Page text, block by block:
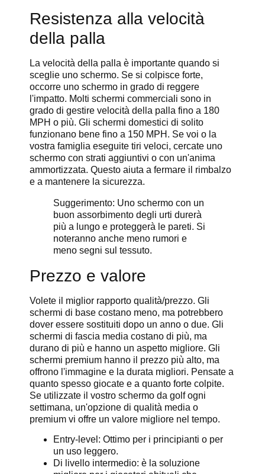
Resistenza alla velocità
della palla
La velocità della palla è importante quando si
sceglie uno schermo. Se si colpisce forte,
occorre uno schermo in grado di reggere
l'impatto. Molti schermi commerciali sono in
grado di gestire velocità della palla fino a 180
MPH o più. Gli schermi domestici di solito
funzionano bene fino a 150 MPH. Se voi o la
vostra famiglia eseguite tiri veloci, cercate uno
schermo con strati aggiuntivi o con un'anima
ammortizzata. Questo aiuta a fermare il rimbalzo
e a mantenere la sicurezza.
Suggerimento: Uno schermo con un
buon assorbimento degli urti durerà
più a lungo e proteggerà le pareti. Si
noteranno anche meno rumori e
meno segni sul tessuto.
Prezzo e valore
Volete il miglior rapporto qualità/prezzo. Gli
schermi di base costano meno, ma potrebbero
dover essere sostituiti dopo un anno o due. Gli
schermi di fascia media costano di più, ma
durano di più e hanno un aspetto migliore. Gli
schermi premium hanno il prezzo più alto, ma
offrono l'immagine e la durata migliori. Pensate a
quanto spesso giocate e a quanto forte colpite.
Se utilizzate il vostro schermo da golf ogni
settimana, un'opzione di qualità media o
premium vi offre un valore migliore nel tempo.
Entry-level: Ottimo per i principianti o per
un uso leggero.
Di livello intermedio: è la soluzione